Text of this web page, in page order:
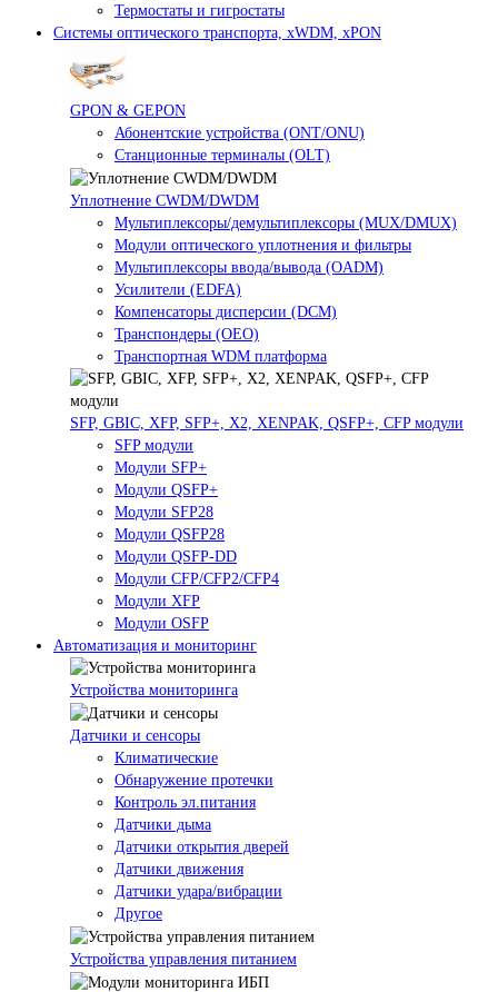
Термостаты и гигростаты
Системы оптического транспорта, xWDM, xPON
GPON & GEPON
Абонентские устройства (ONT/ONU)
Станционные терминалы (OLT)
Уплотнение CWDM/DWDM
Мультиплексоры/демультиплексоры (MUX/DMUX)
Модули оптического уплотнения и фильтры
Мультиплексоры ввода/вывода (OADM)
Усилители (EDFA)
Компенсаторы дисперсии (DCM)
Транспондеры (OEO)
Транспортная WDM платформа
SFP, GBIC, XFP, SFP+, X2, XENPAK, QSFP+, CFP модули
SFP модули
Модули SFP+
Модули QSFP+
Модули SFP28
Модули QSFP28
Модули QSFP-DD
Модули CFP/CFP2/CFP4
Модули XFP
Модули OSFP
Автоматизация и мониторинг
Устройства мониторинга
Датчики и сенсоры
Климатические
Обнаружение протечки
Контроль эл.питания
Датчики дыма
Датчики открытия дверей
Датчики движения
Датчики удара/вибрации
Другое
Устройства управления питанием